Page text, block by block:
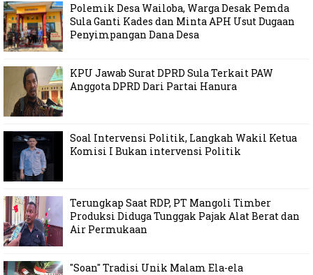
Polemik Desa Wailoba, Warga Desak Pemda
Sula Ganti Kades dan Minta APH Usut Dugaan
Penyimpangan Dana Desa
KPU Jawab Surat DPRD Sula Terkait PAW
Anggota DPRD Dari Partai Hanura
Soal Intervensi Politik, Langkah Wakil Ketua
Komisi I Bukan intervensi Politik
Terungkap Saat RDP, PT Mangoli Timber
Produksi Diduga Tunggak Pajak Alat Berat dan
Air Permukaan
"Soan" Tradisi Unik Malam Ela-ela